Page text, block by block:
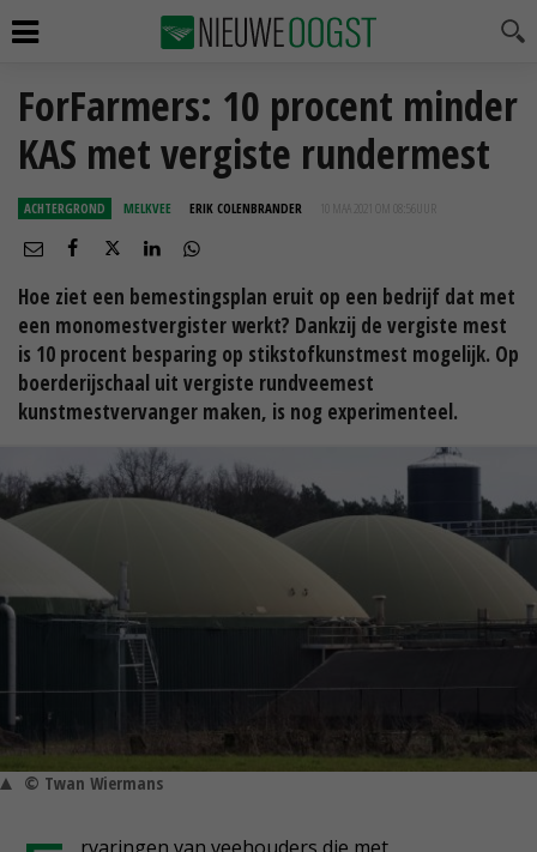
ForFarmers: 10 procent minder
KAS met vergiste rundermest
ACHTERGROND MELKVEE ERIK COLENBRANDER 10 MAA 2021 OM 08:56
Hoe ziet een bemestingsplan eruit op een bedrijf dat met
een monomestvergister werkt? Dankzij de vergiste mest
is 10 procent besparing op stikstofkunstmest mogelijk. Op
boerderijschaal uit vergiste rundveemest
kunstmestvervanger maken, is nog experimenteel.
© Twan Wiermans